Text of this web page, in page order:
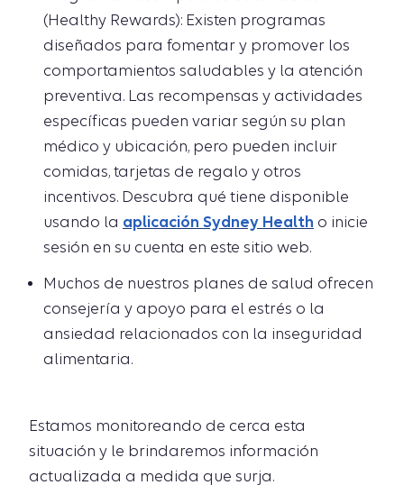
(Healthy Rewards): Existen programas
diseñados para fomentar y promover los
comportamientos saludables y la atención
preventiva. Las recompensas y actividades
específicas pueden variar según su plan
médico y ubicación, pero pueden incluir
comidas, tarjetas de regalo y otros
incentivos. Descubra qué tiene disponible
usando la aplicación Sydney Health o inicie
sesión en su cuenta en este sitio web.
Muchos de nuestros planes de salud ofrecen
consejería y apoyo para el estrés o la
ansiedad relacionados con la inseguridad
alimentaria.
Estamos monitoreando de cerca esta
situación y le brindaremos información
actualizada a medida que surja.